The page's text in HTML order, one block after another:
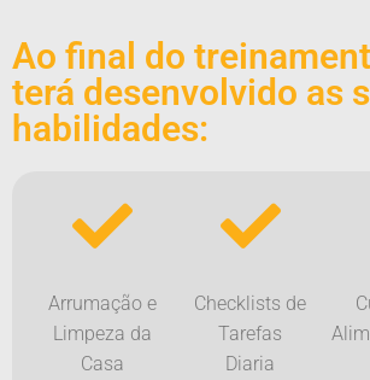
Ao final do
terá desenvolvido as
habilidades:
Arrumação e
Limpeza da
Casa
Checklists de
Tarefas
Diaria